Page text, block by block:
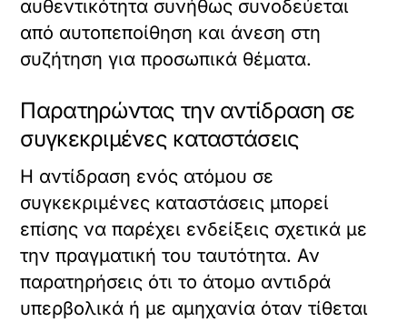
αυθεντικότητα συνήθως συνοδεύεται
από αυτοπεποίθηση και άνεση στη
συζήτηση για προσωπικά θέματα.
Παρατηρώντας την αντίδραση σε
συγκεκριμένες καταστάσεις
Η αντίδραση ενός ατόμου σε
συγκεκριμένες καταστάσεις μπορεί
επίσης να παρέχει ενδείξεις σχετικά με
την πραγματική του ταυτότητα. Αν
παρατηρήσεις ότι το άτομο αντιδρά
υπερβολικά ή με αμηχανία όταν τίθεται